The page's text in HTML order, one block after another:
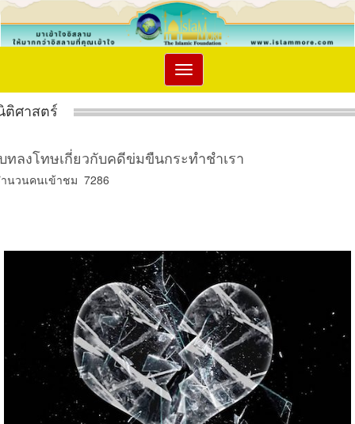
Toggle
navigation
ติศาสตร์
ทลงโทษเกี่ยวกับคดีข่มขืนกระทำชำเรา
นวนคนเข้าชม 7286